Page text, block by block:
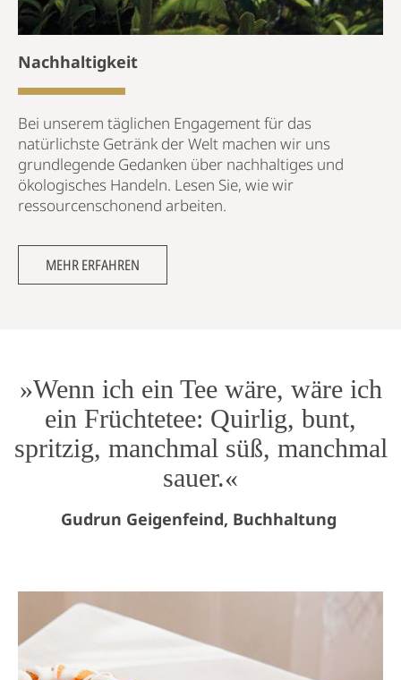
Nachhaltigkeit
Bei unserem täglichen Engagement für das
natürlichste Getränk der Welt machen wir uns
grundlegende Gedanken über nachhaltiges und
ökologisches Handeln. Lesen Sie, wie wir
ressourcenschonend arbeiten.
MEHR ERFAHREN
»Wenn ich ein Tee wäre, wäre ich
ein Früchtetee: Quirlig, bunt,
spritzig, manchmal süß, manchmal
sauer.«
Gudrun Geigenfeind, Buchhaltung